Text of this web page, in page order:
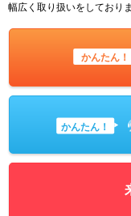
幅広く取り扱いをしており
かんたん！
かんたん！